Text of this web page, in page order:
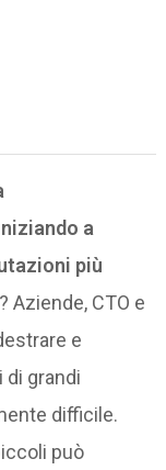
a
più
Aziende, CTO e
e
di grandi
difficile.
può